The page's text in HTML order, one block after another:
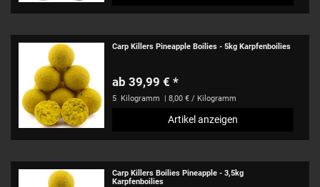
Carp Killers Pineapple Boilies - 5kg Karpfenboilies
ab 39,99 € *
5 Kilogramm | 8,00 € / Kilogramm
Artikel anzeigen
Carp Killers Boilies Pineapple - 3,5kg
Karpfenboilies